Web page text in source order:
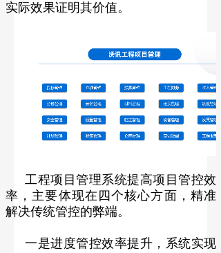
实际效果证明其价值。
工程项目管理系统提高项目管控效
率，主要体现在四个核心方面，精准
解决传统管控的弊端。
一是进度管控效率提升，系统实现